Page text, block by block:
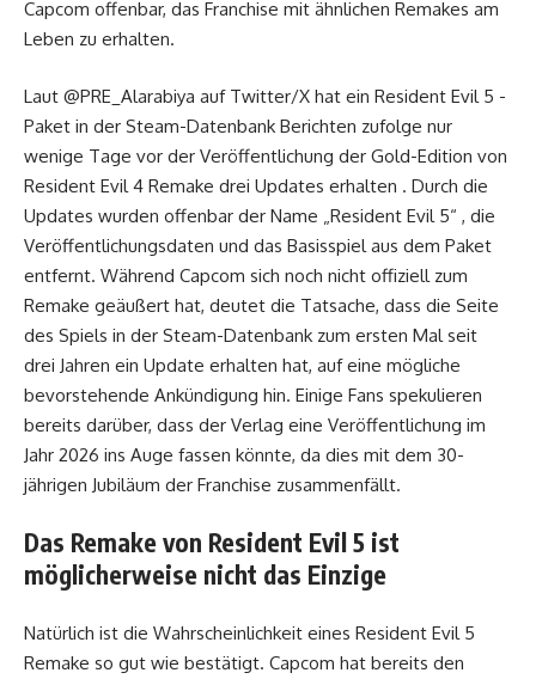
Capcom offenbar, das Franchise mit ähnlichen Remakes am
Leben zu erhalten.
Laut @PRE_Alarabiya auf Twitter/X hat ein Resident Evil 5 -
Paket in der Steam-Datenbank Berichten zufolge nur
wenige Tage vor der Veröffentlichung der Gold-Edition von
Resident Evil 4 Remake drei Updates erhalten . Durch die
Updates wurden offenbar der Name „Resident Evil 5“ , die
Veröffentlichungsdaten und das Basisspiel aus dem Paket
entfernt. Während Capcom sich noch nicht offiziell zum
Remake geäußert hat, deutet die Tatsache, dass die Seite
des Spiels in der Steam-Datenbank zum ersten Mal seit
drei Jahren ein Update erhalten hat, auf eine mögliche
bevorstehende Ankündigung hin. Einige Fans spekulieren
bereits darüber, dass der Verlag eine Veröffentlichung im
Jahr 2026 ins Auge fassen könnte, da dies mit dem 30-
jährigen Jubiläum der Franchise zusammenfällt.
Das Remake von Resident Evil 5 ist
möglicherweise nicht das Einzige
Natürlich ist die Wahrscheinlichkeit eines Resident Evil 5
Remake so gut wie bestätigt. Capcom hat bereits den